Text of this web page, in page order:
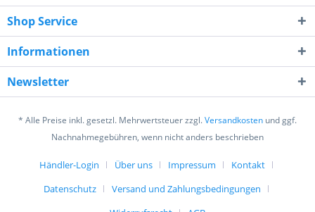
7 - 7 = ?
verstanden und stimme zu. *
Mit * gekennzeichnete Felder sind Pflichtfelder.
Shop Service
Informationen
Newsletter
* Alle Preise inkl. gesetzl. Mehrwertsteuer zzgl.Versandkosten und ggf.
Nachnahmegebühren, wenn nicht anders beschrieben
Händler-Login Über uns Impressum
Kontakt
Datenschutz
Versand und Zahlungsbedingungen